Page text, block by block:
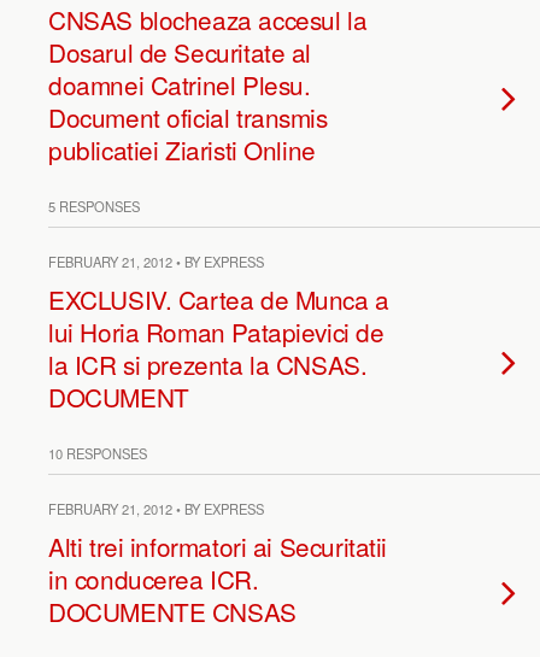
CNSAS blocheaza accesul la
Dosarul de Securitate al
doamnei Catrinel Plesu.
Document oficial transmis
publicatiei Ziaristi Online
5 RESPONSES
FEBRUARY 21, 2012 • BY EXPRESS
EXCLUSIV. Cartea de Munca a
lui Horia Roman Patapievici de
la ICR si prezenta la CNSAS.
DOCUMENT
10 RESPONSES
FEBRUARY 21, 2012 • BY EXPRESS
Alti trei informatori ai Securitatii
in conducerea ICR.
DOCUMENTE CNSAS